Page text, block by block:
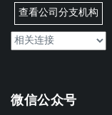
查看公司分支机构
微信公众号